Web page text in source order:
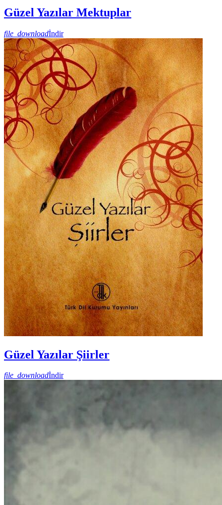
Güzel Yazılar Mektuplar
file_downloadİndir
Güzel Yazılar Şiirler
file_downloadİndir